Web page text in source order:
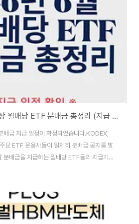
콜 전략을 활용하는 상품으로, 성장성과 인컴
이 특징입니다.이번 글에서는 KIWOOM 코스
정리해보겠..
2026년 6월말 국내 상장 월배당 ETF 분배금 총정리 (지급 일정 확인)
금 지급 일정이 확정되었습니다.KODEX,
요 ETF 운용사들이 일제히 분배금 공지를 발
분배금을 지급하는 월배당 ETF들의 지급기준
과 지급기준일 사이에 공백이 생기는 점에 대
기분배금(원)분배율(%)자산유형전략유형
월말200.21%주식배당성장1Q1Q 코리
주식기본형ACEACE 고배당주0139P0월